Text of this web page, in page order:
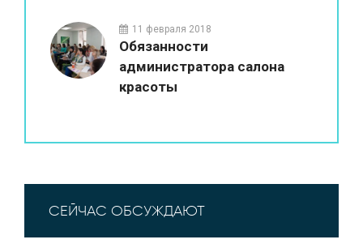
11 февраля 2018
Обязанности
администратора салона
красоты
СЕЙЧАС ОБСУЖДАЮТ